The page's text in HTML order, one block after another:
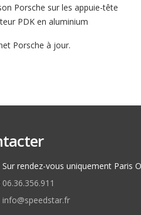
Porsche sur les appuie-tête
PDK en aluminium
Porsche à jour.
Sur rendez-vous uniquement Paris
06.36.356.911
info@speedstar.fr